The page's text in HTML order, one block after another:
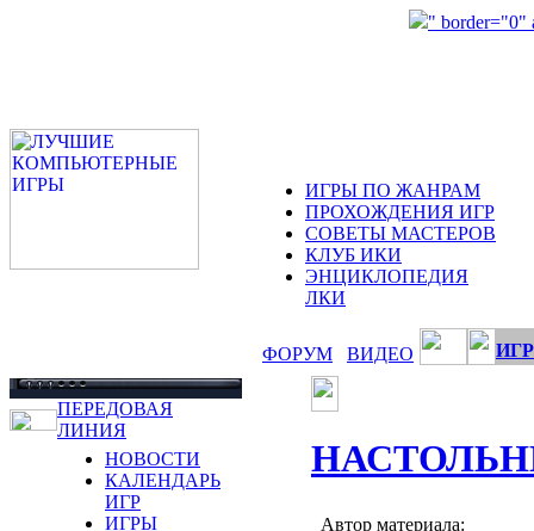
" border="0"
ИГРЫ ПО ЖАНРАМ
ПРОХОЖДЕНИЯ ИГР
СОВЕТЫ МАСТЕРОВ
КЛУБ ИКИ
ЭНЦИКЛОПЕДИЯ
ЛКИ
ФОРУМ ВИДЕО
ПЕРЕДОВАЯ
ЛИНИЯ
НОВОСТИ
КАЛЕНДАРЬ
ИГР
ИГРЫ
Автор материала: